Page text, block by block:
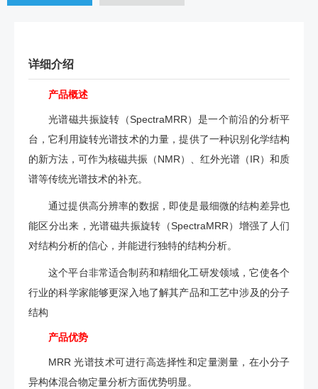
详细介绍
产品概述
光谱磁共振旋转（SpectraMRR）是一个前沿的分析平
台，它利用旋转光谱技术的力量，提供了一种识别化学结构
的新方法，可作为核磁共振（NMR）、红外光谱（IR）和质
谱等传统光谱技术的补充。
通过提供高分辨率的数据，即使是最细微的结构差异也
能区分出来，光谱磁共振旋转（SpectraMRR）增强了人们
对结构分析的信心，并能进行独特的结构分析。
这个平台非常适合制药和精细化工研发领域，它使各个
行业的科学家能够更深入地了解其产品和工艺中涉及的分子
结构
产品优势
MRR 光谱技术可进行高选择性和定量测量，在小分子
异构体混合物定量分析方面优势明显。